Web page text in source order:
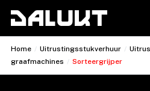
Home / Uitrustingsstukverhuur /
graafmachines / Sorteergrijper